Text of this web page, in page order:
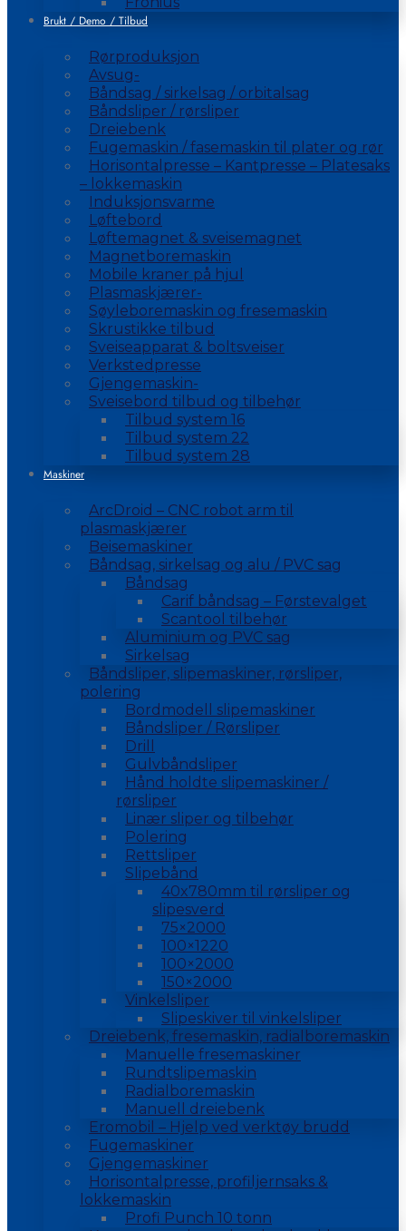
Brukt / Demo / Tilbud
Rørproduksjon
Avsug-
Båndsag / sirkelsag / orbitalsag
Båndsliper / rørsliper
Dreiebenk
Fugemaskin / fasemaskin til plater og rør
Horisontalpresse – Kantpresse – Platesaks
– lokkemaskin
Induksjonsvarme
Løftebord
Løftemagnet & sveisemagnet
Magnetboremaskin
Mobile kraner på hjul
Plasmaskjærer-
Søyleboremaskin og fresemaskin
Skrustikke tilbud
Sveiseapparat & boltsveiser
Verkstedpresse
Gjengemaskin-
Sveisebord tilbud og tilbehør
Tilbud system 16
Tilbud system 22
Tilbud system 28
Maskiner
ArcDroid – CNC robot arm til
plasmaskjærer
Beisemaskiner
Båndsag, sirkelsag og alu / PVC sag
Båndsag
Carif båndsag – Førstevalget
Scantool tilbehør
Aluminium og PVC sag
Sirkelsag
Båndsliper, slipemaskiner, rørsliper,
polering
Bordmodell slipemaskiner
Båndsliper / Rørsliper
Drill
Gulvbåndsliper
Hånd holdte slipemaskiner /
rørsliper
Linær sliper og tilbehør
Polering
Rettsliper
Slipebånd
40x780mm til rørsliper og
slipesverd
75×2000
100×1220
100×2000
150×2000
Vinkelsliper
Slipeskiver til vinkelsliper
Dreiebenk, fresemaskin, radialboremaskin
Manuelle fresemaskiner
Rundtslipemaskin
Radialboremaskin
Manuell dreiebenk
Eromobil – Hjelp ved verktøy brudd
Fugemaskiner
Gjengemaskiner
Horisontalpresse, profiljernsaks &
lokkemaskin
Profi Punch 10 tonn